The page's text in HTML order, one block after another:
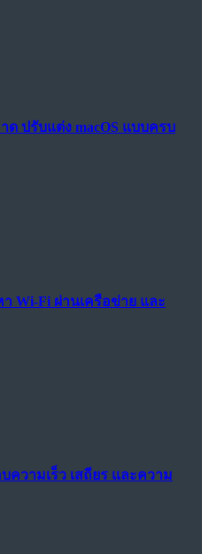
ปรับแต่ง macOS แบบครบ
Wi-Fi ผ่านเครือข่าย และ
ความเร็ว เสถียร และความ